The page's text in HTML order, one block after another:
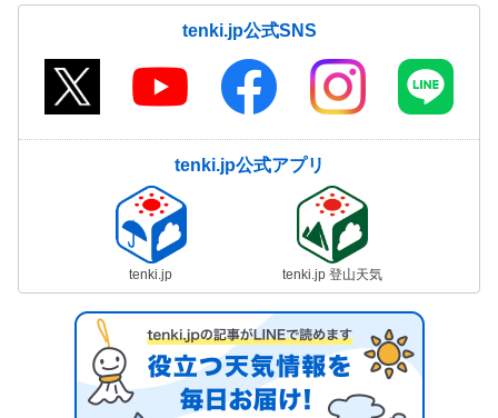
tenki.jp公式SNS
tenki.jp公式アプリ
tenki.jp tenki.jp 登山天気